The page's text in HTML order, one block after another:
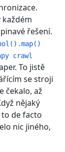
řešení.
crawl
To jistě
se stroji
čekalo, až
nějaký
de facto
nic jiného,